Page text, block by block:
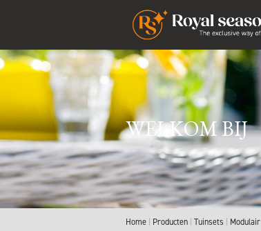
WELKOM BIJ
Home Producten Tuinsets Modulair